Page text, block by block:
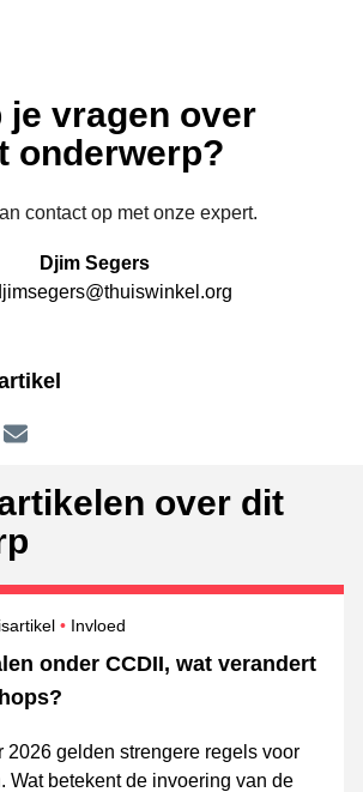
je vragen over
onderwerp?
contact op met onze expert.
Djim Segers
over dit
onder CCDII, wat verandert
Onderwerpen
Invloed
2026 gelden strengere regels voor
Wat betekent de invoering van de